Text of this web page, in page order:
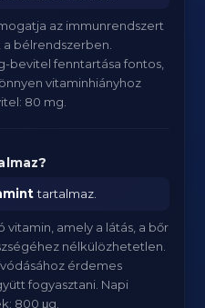
az immunrendszert
a bélrendszerben.
bevitel fenntartása fontos,
vitaminhiányhoz
80 mg.
tartalmaz.
vitamin, amely a látás, a bőr
nélkülözhetetlen.
érdemes
fogyasztani. Napi
800 μg.